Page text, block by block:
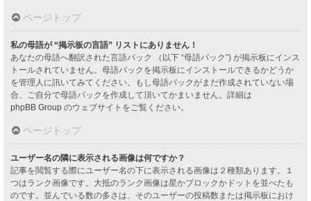
ページトップ
私の母語が “掲示板の言語” リストにありません！
あなたの母語へ翻訳された言語パック （以下 “母語パック”) が掲示板にインス
トールされていません。母語パックを掲示板にインストールできるかどうか
を管理人に訊いてみてください。もし母語パックがまだ作成されていない場
合、ご自分で母語パックを作成して頂いてかまいません。詳細は
phpBB Group のウェブサイトをご覧ください。
ページトップ
ユーザー名の隣に表示される画像は何ですか？
記事を閲覧する際にユーザー名の下に表示される画像は２種類あります。１
つはランク画像です。大抵のランク画像は星かブロックかドットを並べたも
のです。並んでいる数の多さは、そのユーザーの投稿数または掲示板におけ